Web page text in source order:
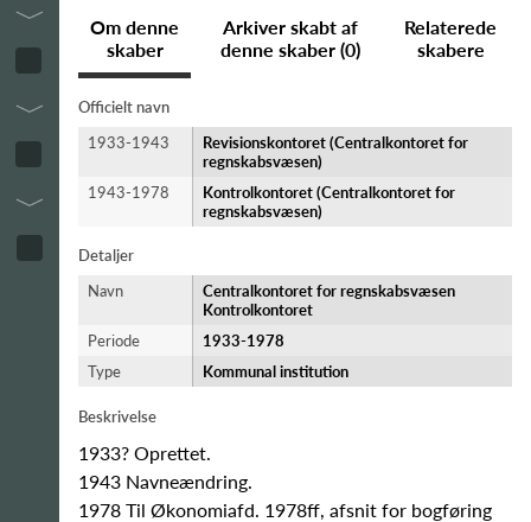
Om denne
skaber
Arkiver skabt af
denne skaber (0)
Relaterede
skabere
Officielt navn
1933-1943
Revisionskontoret (Centralkontoret for
regnskabsvæsen)
1943-1978
Kontrolkontoret (Centralkontoret for
regnskabsvæsen)
Detaljer
Navn
Centralkontoret for regnskabsvæsen
Kontrolkontoret
Periode
1933-​1978
Type
Kommunal institution
Beskrivelse
1933? Oprettet.
1943 Navneændring.
1978 Til Økonomiafd. 1978ff, afsnit for bogføring